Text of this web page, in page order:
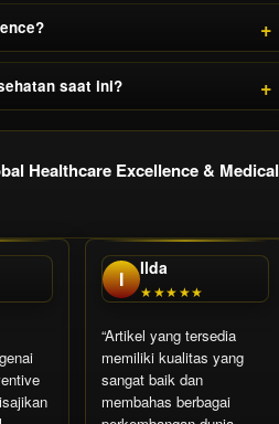
saat ini?
Healthcare Excellence & Medical
I Ilda
★★★★★
“Artikel yang tersedia
memiliki kualitas yang
sangat baik dan
membahas berbagai